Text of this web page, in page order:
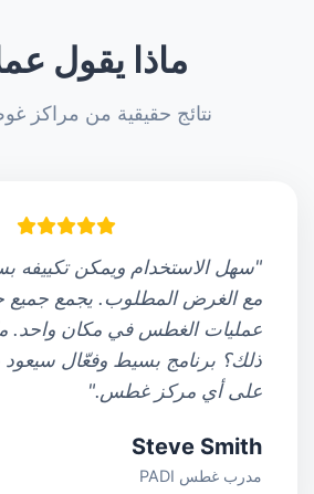
ماذا يقول
نتائج حقيقية من مراكز
"سهل الاستخدام ويمكن تكييفه
مع الغرض المطلوب. يجمع جميع
عمليات الغطس في مكان واحد.
ذلك؟ برنامج بسيط وفعّال سيعود
على أي مركز غطس."
Steve Smith
مدرب غطس PADI